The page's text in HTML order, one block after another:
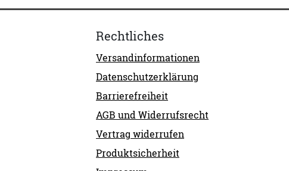
Rechtliches
Versandinformationen
Datenschutzerklärung
Barrierefreiheit
AGB und Widerrufsrecht
Vertrag widerrufen
Produktsicherheit